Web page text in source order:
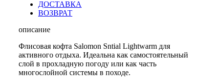
ДОСТАВКА
ВОЗВРАТ
описание
Флисовая кофта Salomon Sntial Lightwarm для
активного отдыха. Идеальна как самостоятельный
слой в прохладную погоду или как часть
многослойной системы в походе.